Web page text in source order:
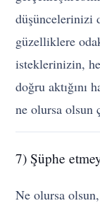
düşüncelerinizi
güzelliklere
isteklerinizin,
doğru aktığını
ne olursa olsun
7) Şüphe
Ne olursa